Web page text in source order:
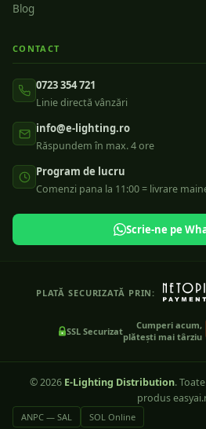
Blog
CONTACT
0723 354 721
Linie directă vânzări
info@e-lighting.ro
Răspundem în max. 4 ore
Program de lucru
Comenzi pana la 11:00 = livrare
Scrie-ne pe
PLATĂ SECURIZATĂ PRIN:
SSL Securizat
Cumperi acum,
plătești mai târziu
©2026 E-Lighting Distribution.
produs
ANPC — SAL SOL Online